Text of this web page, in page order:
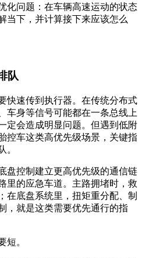
化问题：在车辆高速运动的状态
当下，并计算接下来应该怎么
队
快速传到执行器。在传统分布式
车身等信号可能都在一条总线上
定会造成明显问题。但遇到低附
控车这类高优先级场景，关键指
。
盘控制建立更高优先级的通信链
里的应急车道。主路拥堵时，救
在底盘系统里，扭矩重分配、制
，就是这类需要优先通行的指
短。